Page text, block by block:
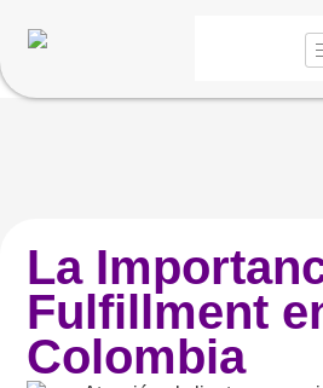
La
Fulfillment
Colombia